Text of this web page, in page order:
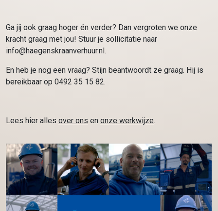
Ga jij ook graag hoger én verder? Dan vergroten we onze
kracht graag met jou! Stuur je sollicitatie naar
info@haegenskraanverhuur.nl.
En heb je nog een vraag? Stijn beantwoordt ze graag. Hij is
bereikbaar op 0492 35 15 82.
Lees hier alles over ons en onze werkwijze.